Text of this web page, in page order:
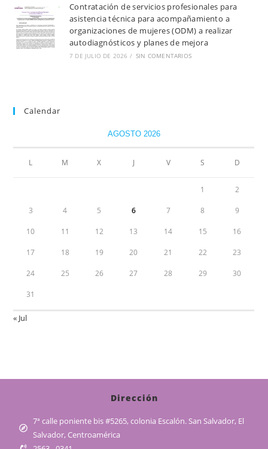
Contratación de servicios profesionales para
asistencia técnica para acompañamiento a
organizaciones de mujeres (ODM) a realizar
autodiagnósticos y planes de mejora
7 DE JULIO DE 2026 / SIN COMENTARIOS
Calendar
AGOSTO 2026
L M X J V S D
1 2
3 4 5 6 7 8 9
10 11 12 13 14 15 16
17 18 19 20 21 22 23
24 25 26 27 28 29 30
31
« Jul
Dirección
7ª calle poniente bis #5265, colonia Escalón. San Salvador, El
Salvador, Centroamérica